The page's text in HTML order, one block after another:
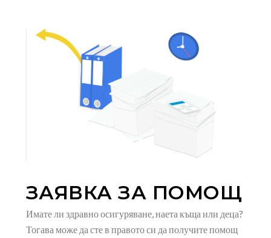
ЗАЯВКА ЗА ПОМОЩ
Имате ли здравно осигуряване, наета къща или деца?
Тогава може да сте в правото си да получите помощ